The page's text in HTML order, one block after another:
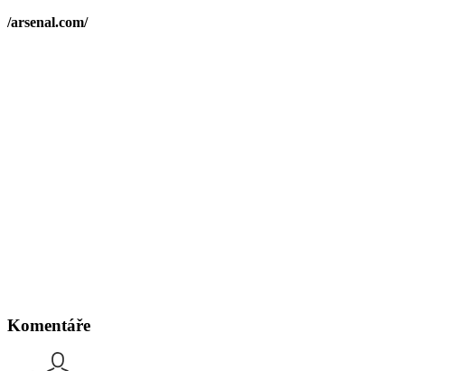
/arsenal.com/
Komentáře